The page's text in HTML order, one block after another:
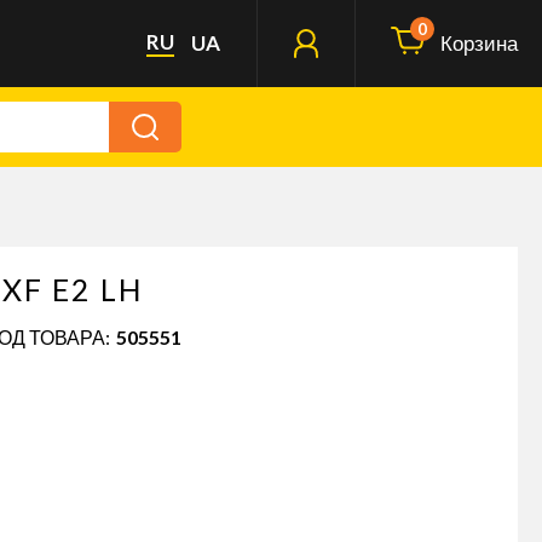
RU UA
0
Корзина
E2 LH
ТОВАРА: 505551